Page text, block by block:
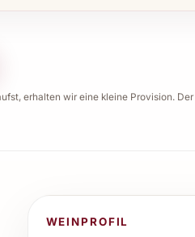
erhalten wir eine kleine Provision.
WEINPROFIL